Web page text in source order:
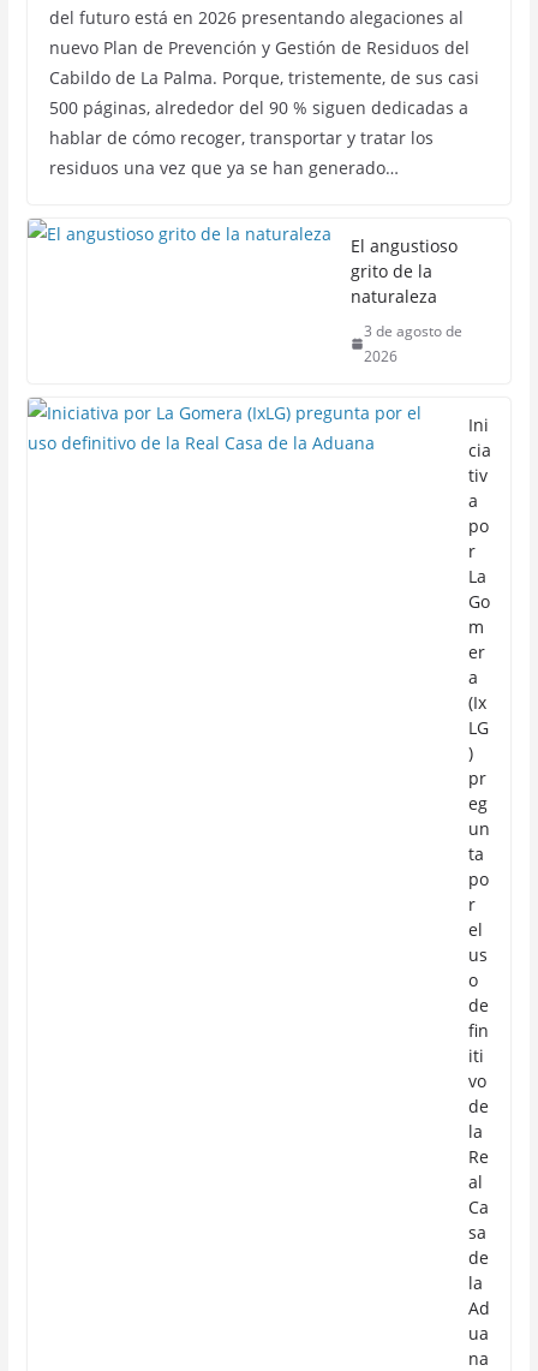
del futuro está en 2026 presentando alegaciones al
nuevo Plan de Prevención y Gestión de Residuos del
Cabildo de La Palma. Porque, tristemente, de sus casi
500 páginas, alrededor del 90 % siguen dedicadas a
hablar de cómo recoger, transportar y tratar los
residuos una vez que ya se han generado…
El angustioso
grito de la
naturaleza
3 de agosto de
2026
Ini
cia
tiv
a
po
r
La
Go
m
er
a
(Ix
LG
)
pr
eg
un
ta
po
r
el
us
o
de
fin
iti
vo
de
la
Re
al
Ca
sa
de
la
Ad
ua
na